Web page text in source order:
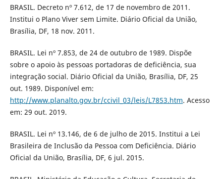
BRASIL. Decreto nº 7.612, de 17 de novembro de 2011.
Institui o Plano Viver sem Limite. Diário Oficial da União,
Brasília, DF, 18 nov. 2011.
BRASIL. Lei nº 7.853, de 24 de outubro de 1989. Dispõe
sobre o apoio às pessoas portadoras de deficiência, sua
integração social. Diário Oficial da União, Brasília, DF, 25
out. 1989. Disponível em:
http://www.planalto.gov.br/ccivil_03/leis/L7853.htm. Acesso
em: 29 out. 2019.
BRASIL. Lei nº 13.146, de 6 de julho de 2015. Institui a Lei
Brasileira de Inclusão da Pessoa com Deficiência. Diário
Oficial da União, Brasília, DF, 6 jul. 2015.